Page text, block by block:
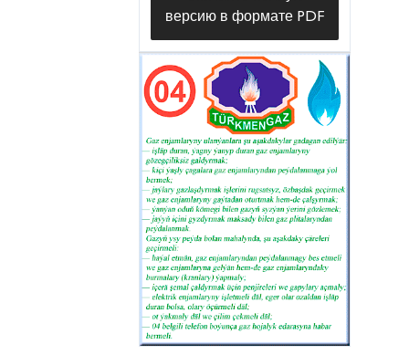
версию в формате PDF